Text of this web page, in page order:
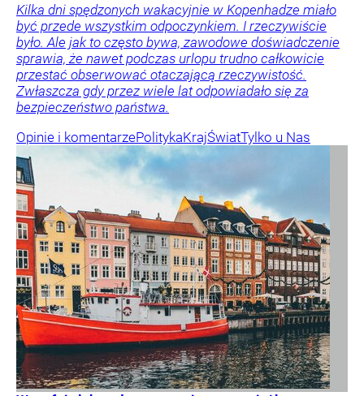
Kilka dni spędzonych wakacyjnie w Kopenhadze miało
być przede wszystkim odpoczynkiem. I rzeczywiście
było. Ale jak to często bywa, zawodowe doświadczenie
sprawia, że nawet podczas urlopu trudno całkowicie
przestać obserwować otaczającą rzeczywistość.
Zwłaszcza gdy przez wiele lat odpowiadało się za
bezpieczeństwo państwa.
Opinie i komentarzePolitykaKrajŚwiatTylko u Nas